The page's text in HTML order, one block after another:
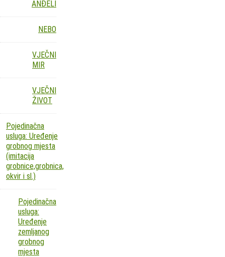
ANĐELI
NEBO
VJEČNI
MIR
VJEČNI
ŽIVOT
Pojedinačna
usluga: Uređenje
grobnog mjesta
(imitacija
grobnice,grobnica,
okvir i sl.)
Pojedinačna
usluga:
Uređenje
zemljanog
grobnog
mjesta